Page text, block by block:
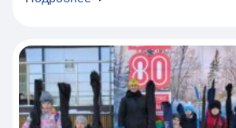
энтузиазмом создавали милые
оттачивая свои навыки рукоделия
чудесные подарки к празднику.